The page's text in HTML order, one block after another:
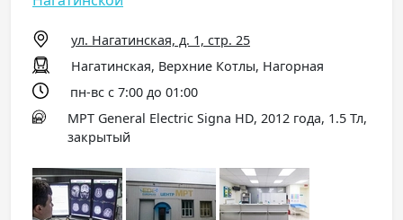
ул. Нагатинская, д. 1, стр. 25
Нагатинская, Верхние Котлы, Нагорная
пн-вс с 7:00 до 01:00
МРТ General Electric Signa HD, 2012 года, 1.5 Тл,
закрытый